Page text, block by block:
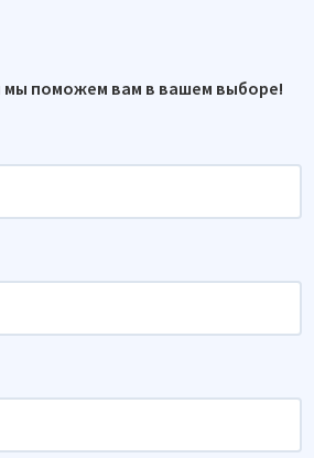
мы поможем вам в вашем выборе!